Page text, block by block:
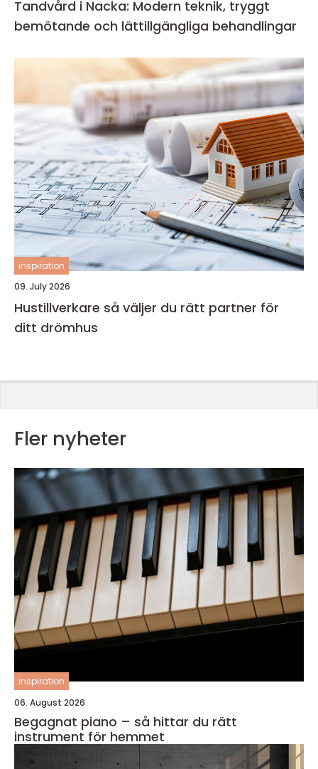
Tandvård i Nacka: Modern teknik, tryggt
bemötande och lättillgängliga behandlingar
inspiration
09. July 2026
Hustillverkare så väljer du rätt partner för
ditt drömhus
Fler nyheter
inspiration
06. August 2026
Begagnat piano – så hittar du rätt
instrument för hemmet